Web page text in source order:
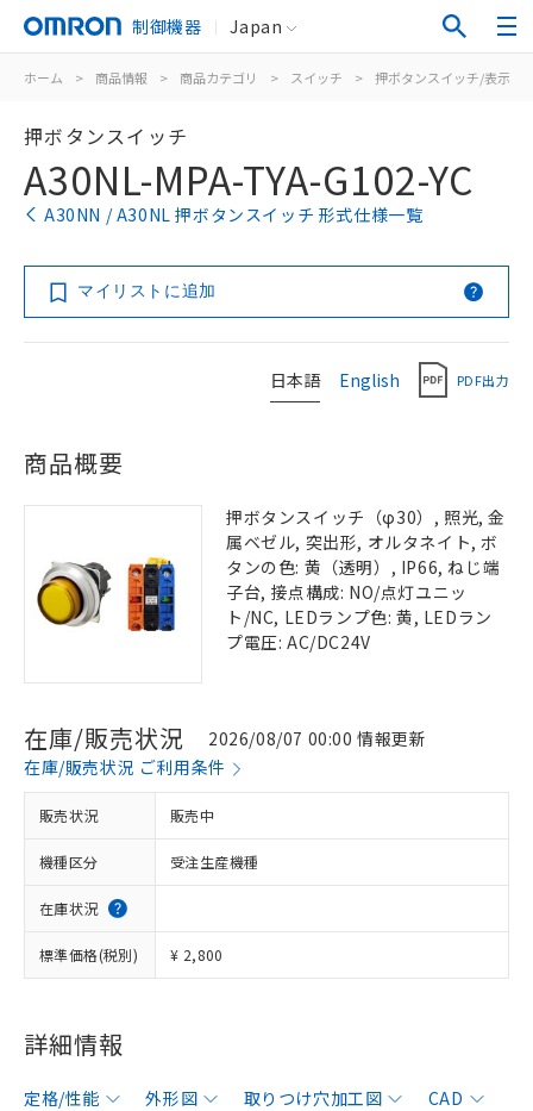
制御機器 Japan
ホーム > 商品情報 > 商品カテゴリ > スイッチ > 押ボタンスイッチ/表示灯
押ボタンスイッチ
A30NL-MPA-TYA-G102-YC
A30NN / A30NL 押ボタンスイッチ 形式仕様一覧
マイリストに追加
日本語 English PDF出力
商品概要
押ボタンスイッチ（φ30）, 照光, 金
属ベゼル, 突出形, オルタネイト, ボ
タンの色: 黄（透明）, IP66, ねじ端
子台, 接点構成: NO/点灯ユニッ
ト/NC, LEDランプ色: 黄, LEDラン
プ電圧: AC/DC24V
在庫/販売状況
2026/08/07 00:00 情報更新
在庫/販売状況 ご利用条件
販売状況 販売中
機種区分 受注生産機種
在庫状況
標準価格(税別) ¥ 2,800
詳細情報
定格/性能 外形図 取りつけ穴加工図
CAD